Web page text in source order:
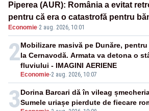
Piperea (AUR): România a evitat
pentru că era o catastrofă pentru
pensii
Economie·2 aug. 2026, 10:01
2
Economie-2 aug. 2026, 10:07
Mobilizare masivă pe Dunăre,
la Cernavodă. Armata va detona o
fluviului - IMAGINI AERIENE
3Dorina Barcari dă în vileag
Sumele uriașe pierdute de fiecare